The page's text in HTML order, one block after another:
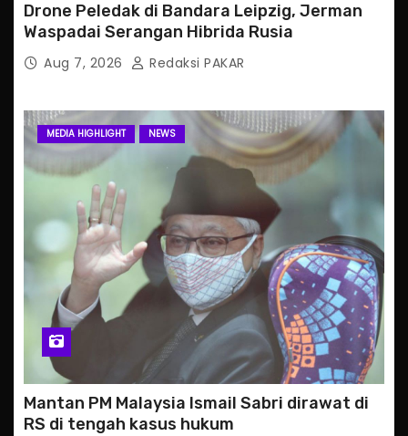
Drone Peledak di Bandara Leipzig, Jerman
Waspadai Serangan Hibrida Rusia
Aug 7, 2026 Redaksi PAKAR
MEDIA HIGHLIGHT NEWS
Mantan PM Malaysia Ismail Sabri dirawat di
RS di tengah kasus hukum